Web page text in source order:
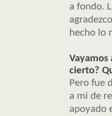
a fondo.
hecho lo
Vayamos
cierto?
Pero fue
a mi de
apoyado